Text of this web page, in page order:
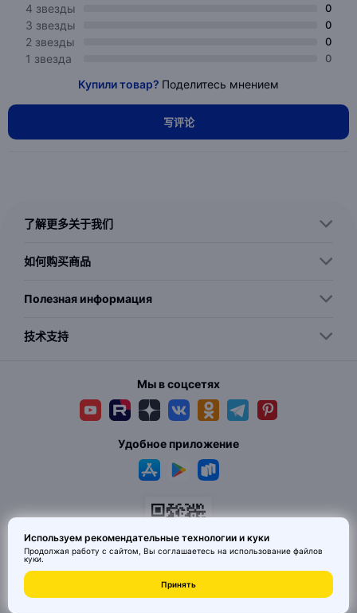
4 звезды 0
3 звезды 0
2 звезды 0
1 звезда 0
Купили товар? Поделитесь мнением
写评论
了解更多关于我们
如何购买商品
Полезная информация
技术支持
Мы в соцсетях
© 2026 MAI HE MAI. Маркетплейс дизайнерских товаров со всего
Китая по ценам заводов. Все права защищены.
Удобное приложение
Используем рекомендательные технологии и куки
Продолжая работу с сайтом, Вы соглашаетесь на использование файлов
куки.
Принять